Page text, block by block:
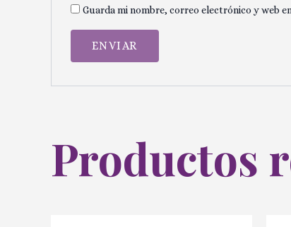
Guarda mi nombre, correo electrónico y web
Productos